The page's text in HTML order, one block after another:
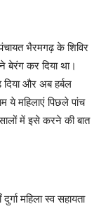
भैरमगढ़ के शिविर
बेरंग कर दिया था।
और अब हर्बल
ये महिलाएं पिछले पांच
में इसे करने की बात
महिला स्व सहायता